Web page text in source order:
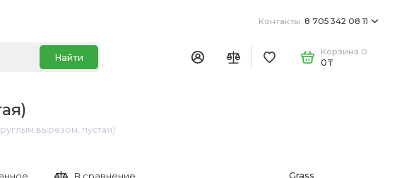
Контакты 8 705 342 08 11
Найти
Корзина 0
0₸
вырезом, пустая)
Grass